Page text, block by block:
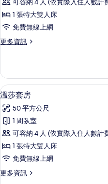
片
榮
客
1
特
大
雙
人
床,
非
吸
煙
房
可容納 4 人 (依實際入住人數計
1 張特大雙人床
免費無線上網
更多資訊
更
客
房,
1
特
大
雙
人
床,
非
吸
煙
顯
示
溫
莎
套
房
所
28
溫莎套房
50 平方公尺
1 間臥室
可容納 4 人 (依實際入住人數計
1 張特大雙人床
免費無線上網
更多資訊
更